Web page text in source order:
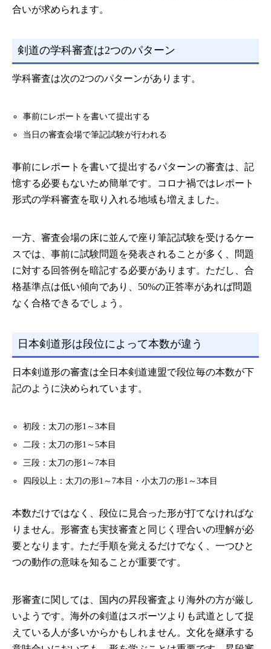
合いが求められます。
剣道の学科審査は2つのパターン
学科審査は次の2つのパターンがあります。
事前にレポートを書いて提出する
当日の審査会場で筆記試験が行われる
事前にレポートを書いて提出するパターンの審査は、記
憶する必要もないため簡単です。コロナ禍ではレポート
形式の学科審査を取り入れる地域も増えました。
一方、審査会場の床に並んで座り筆記試験を受けるケー
スでは、事前に試験問題を発表されることが多く、問題
に対する回答例を暗記する必要があります。ただし、合
格基準点は低い傾向であり、50%の正答率があれば問題
なく合格できるでしょう。
日本剣道形は段位によって本数が違う
日本剣道形の審査は全日本剣道連盟で段位毎の本数が下
記のように決められています。
初段：太刀の形1～3本目
二段：太刀の形1～5本目
三段：太刀の形1～7本目
四段以上：太刀の形1～7本目・小太刀の形1～3本目
本数だけではなく、段位に見合った形が打てなければな
りません。形審査も実技審査と同じく理合いの理解が必
要となります。ただ手順を覚えるだけでなく、一つひと
つの動作の意味を知ることが重要です。
形審査に関しては、国内の昇段審査より海外の方が厳し
いようです。海外の剣道はスポーツよりも武道として捉
えている人が多いからかもしれません。文化を継承する